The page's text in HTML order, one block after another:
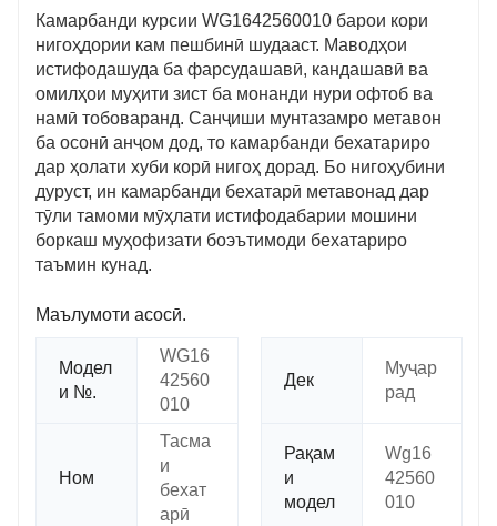
Камарбанди курсии WG1642560010 барои кори
нигоҳдории кам пешбинӣ шудааст. Маводҳои
истифодашуда ба фарсудашавӣ, кандашавӣ ва
омилҳои муҳити зист ба монанди нури офтоб ва
намӣ тобоваранд. Санҷиши мунтазамро метавон
ба осонӣ анҷом дод, то камарбанди бехатариро
дар ҳолати хуби корӣ нигоҳ дорад. Бо нигоҳубини
дуруст, ин камарбанди бехатарӣ метавонад дар
тӯли тамоми мӯҳлати истифодабарии мошини
боркаш муҳофизати боэътимоди бехатариро
таъмин кунад.
Маълумоти асосӣ.
Модел
и №.
WG16
42560
010
Дек
Муҷар
рад
Ном
Тасма
и
бехат
арӣ
Рақам
и
модел
Wg16
42560
010